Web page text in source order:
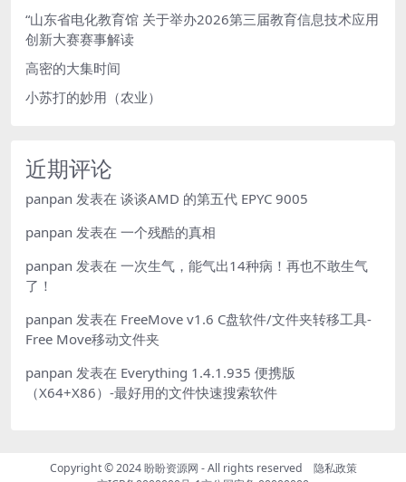
“山东省电化教育馆 关于举办2026第三届教育信息技术应用
创新大赛赛事解读
高密的大集时间
小苏打的妙用（农业）
近期评论
panpan 发表在 谈谈AMD 的第五代 EPYC 9005
panpan 发表在 一个残酷的真相
panpan 发表在 一次生气，能气出14种病！再也不敢生气
了！
panpan 发表在 FreeMove v1.6 C盘软件/文件夹转移工具-
Free Move移动文件夹
panpan 发表在 Everything 1.4.1.935 便携版
（X64+X86）-最好用的文件快速搜索软件
Copyright © 2024盼盼资源网 - All rights reserved 隐私政策